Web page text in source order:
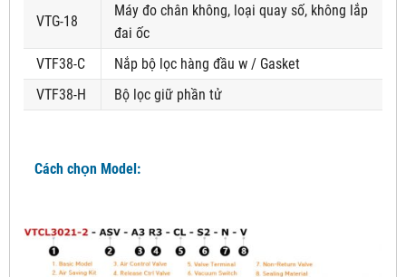
VTG-18
Máy đo chân không, loại quay số, không lắp
đai ốc
VTF38-C
Nắp bộ lọc hàng đầu w / Gasket
VTF38-H
Bộ lọc giữ phần tử
Cách chọn Model: